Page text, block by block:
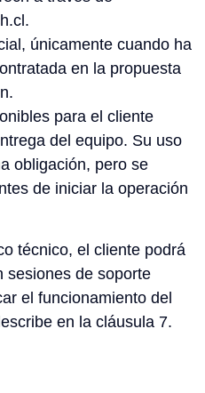
únicamente cuando ha
en la propuesta
para el cliente
del equipo. Su uso
obligación, pero se
de iniciar la operación
técnico, el cliente podrá
sesiones de soporte
el funcionamiento del
en la cláusula 7.